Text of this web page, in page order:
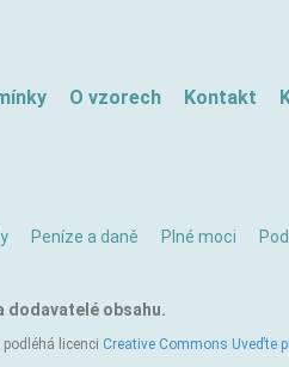
O vzorech Kontakt
Peníze a daně Plné moci
dodavatelé obsahu.
licenci Creative Commons Uveďte